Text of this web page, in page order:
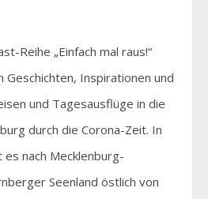
Reihe „Einfach mal raus!“
Inspirationen und
und Tagesausflüge in die
durch die Corona-Zeit. In
nach Mecklenburg-
Seenland östlich von